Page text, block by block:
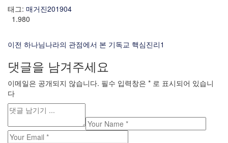
태그: 매거진201904
1.980
이전 하나님나라의 관점에서 본 기독교 핵심진리1
댓글을 남겨주세요
이메일은 공개되지 않습니다. 필수 입력창은 * 로 표시되어 있습니
다